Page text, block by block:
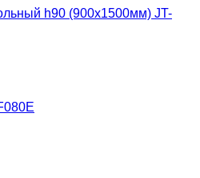
h90 (900х1500мм) JT-